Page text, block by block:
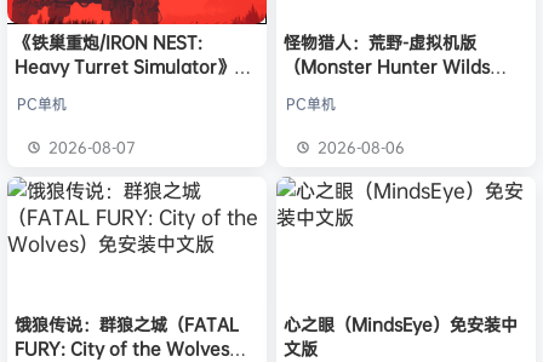
《铁巢重炮/IRON NEST:
Heavy Turret Simulator》免
PC单机
2026-08-07
怪物猎人：荒野-虚拟机版
（Monster Hunter Wilds
PC单机
2026-08-06
饿狼传说：群狼之城（FATAL
FURY: City of the Wolves）
心之眼（MindsEye）免安装中
文版